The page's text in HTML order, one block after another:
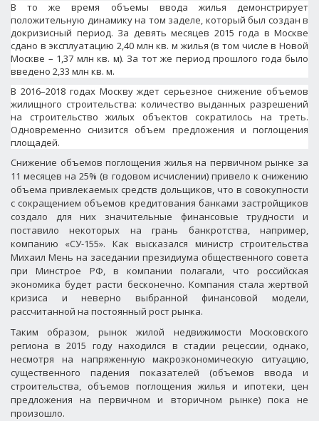
В то же время объемы ввода жилья демонстрирует
положительную динамику на том заделе, который был создан в
докризисный период. За девять месяцев 2015 года в Москве
сдано в эксплуатацию 2,40 млн кв. м жилья (в том числе в Новой
Москве – 1,37 млн кв. м). За тот же период прошлого года было
введено 2,33 млн кв. м.
В 2016–2018 годах Москву ждет серьезное снижение объемов
жилищного строительства: количество выданных разрешений
на строительство жилых объектов сократилось на треть.
Одновременно снизится объем предложения и поглощения
площадей.
Снижение объемов поглощения жилья на первичном рынке за
11 месяцев на 25% (в годовом исчислении) привело к снижению
объема привлекаемых средств дольщиков, что в совокупности
с сокращением объемов кредитования банками застройщиков
создало для них значительные финансовые трудности и
поставило некоторых на грань банкротства, например,
компанию «СУ-155». Как высказался министр строительства
Михаил Мень на заседании президиума общественного совета
при Минстрое РФ, в компании полагали, что российская
экономика будет расти бесконечно. Компания стала жертвой
кризиса и неверно выбранной финансовой модели,
рассчитанной на постоянный рост рынка.
Таким образом, рынок жилой недвижимостиМосковского
региона в 2015 году находился в стадии рецессии, однако,
несмотря на напряженную макроэкономическую ситуацию,
существенного падения показателей (объемов ввода и
строительства, объемов поглощения жилья и ипотеки, цен
предложения на первичном и вторичном рынке) пока не
произошло.